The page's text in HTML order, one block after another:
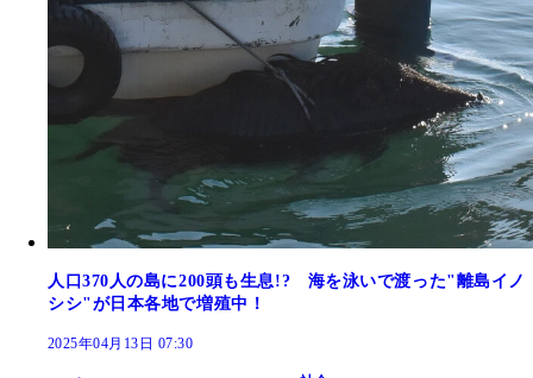
人口370人の島に200頭も生息!? 海を泳いで渡った"離島イノ
シシ"が日本各地で増殖中！
2025年04月13日 07:30